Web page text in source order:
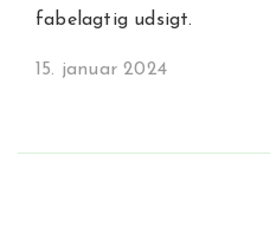
fabelagtig udsigt.
15. januar 2024